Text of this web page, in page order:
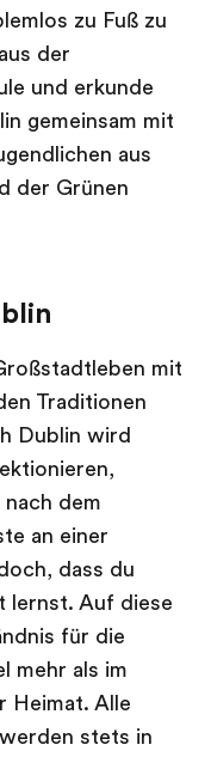
zu Fuß zu
der
und erkunde
gemeinsam mit
aus
der Grünen
mit
Traditionen
Dublin wird
dem
an einer
dass du
lernst. Auf diese
für die
mehr als im
Heimat. Alle
stets in